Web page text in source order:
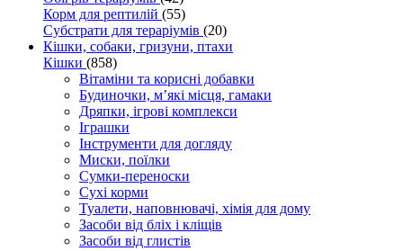
Корм для рептилій (55)
Субстрати для тераріумів (20)
Кішки, собаки, гризуни, птахи
Кішки (858)
Вітаміни та корисні добавки
Будиночки, м’які місця, гамаки
Дряпки, ігрові комплекси
Іграшки
Інструменти для догляду
Миски, поїлки
Сумки-переноски
Сухі корми
Туалети, наповнювачі, хімія для дому
Засоби від бліх і кліщів
Засоби від глистів